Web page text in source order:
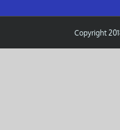
Copyright